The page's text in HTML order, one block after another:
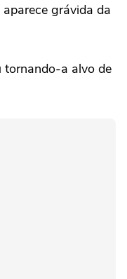
grávida da
tornando-a alvo de